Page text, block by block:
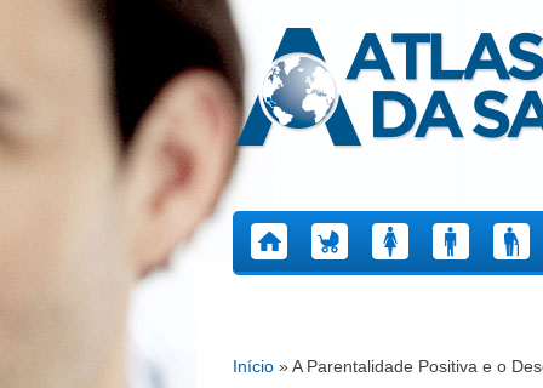
Atlas da Saúde
Está aqui
Início » A Parentalidade Positiva e o